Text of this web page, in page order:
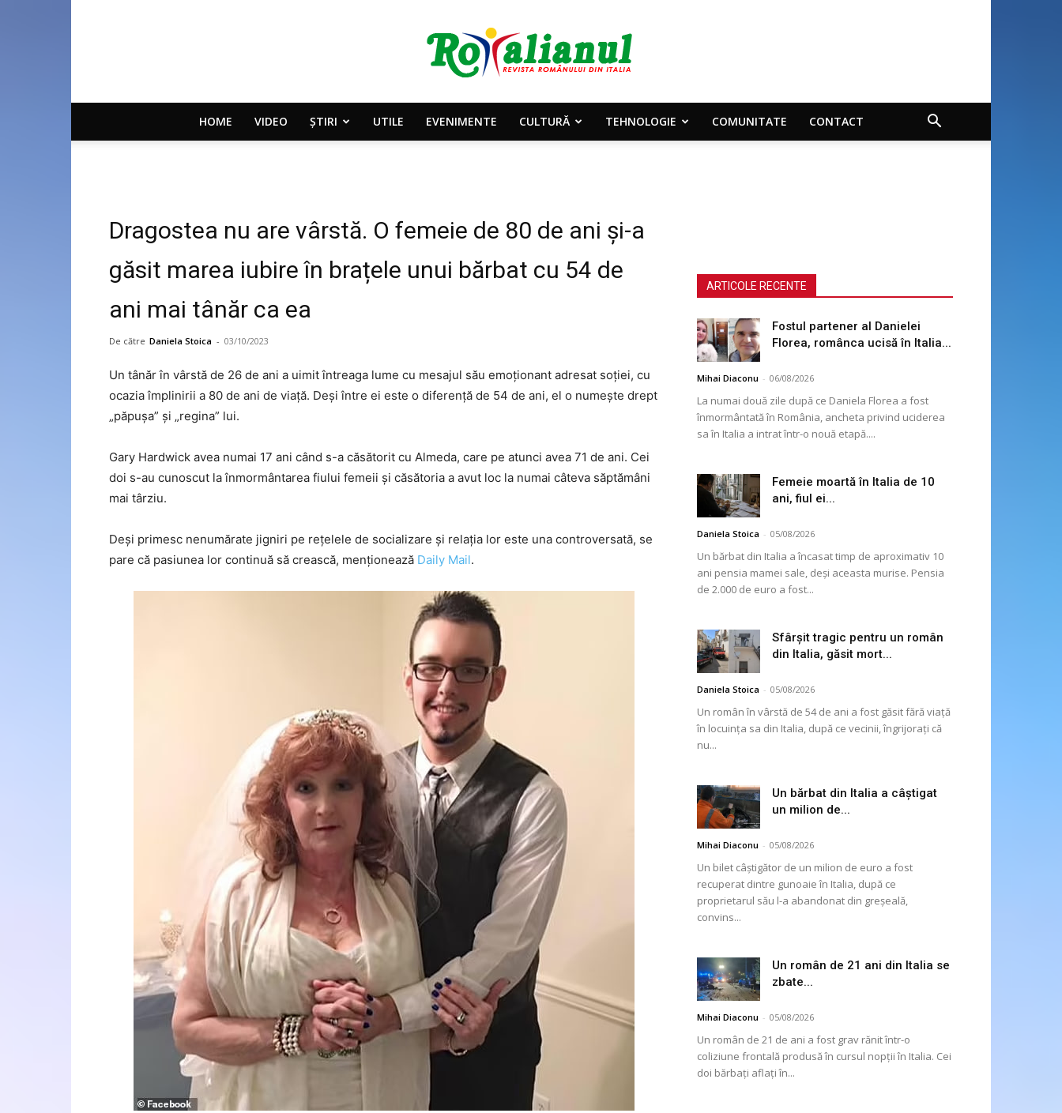
Rotalianul
HOME VIDEO ȘTIRI UTILE EVENIMENTE CULTURĂ TEHNOLOGIE COMUNITATE CONTACT
Dragostea nu are vârstă. O femeie de 80 de ani și-a
găsit marea iubire în brațele unui bărbat cu 54 de
ani mai tânăr ca ea
De către Daniela Stoica - 03/10/2023
Un tânăr în vârstă de 26 de ani a uimit întreaga lume cu mesajul său emoționant adresat soției, cu
ocazia împlinirii a 80 de ani de viață. Deși între ei este o diferență de 54 de ani, el o numește drept
„păpușa” și „regina” lui.
Gary Hardwick avea numai 17 ani când s-a căsătorit cu Almeda, care pe atunci avea 71 de ani. Cei
doi s-au cunoscut la înmormântarea fiului femeii și căsătoria a avut loc la numai câteva săptămâni
mai târziu.
Deși primesc nenumărate jigniri pe rețelele de socializare și relația lor este una controversată, se
pare că pasiunea lor continuă să crească, menționează Daily Mail.
ARTICOLE RECENTE
Fostul partener al Danielei
Florea, românca ucisă în Italia...
Mihai Diaconu - 06/08/2026
La numai două zile după ce Daniela Florea a fost
înmormântată în România, ancheta privind uciderea
sa în Italia a intrat într-o nouă etapă....
Femeie moartă în Italia de 10
ani, fiul ei...
Daniela Stoica - 05/08/2026
Un bărbat din Italia a încasat timp de aproximativ 10
ani pensia mamei sale, deși aceasta murise. Pensia
de 2.000 de euro a fost...
Sfârșit tragic pentru un român
din Italia, găsit mort...
Daniela Stoica - 05/08/2026
Un român în vârstă de 54 de ani a fost găsit fără viață
în locuința sa din Italia, după ce vecinii, îngrijorați că
nu...
Un bărbat din Italia a câștigat
un milion de...
Mihai Diaconu - 05/08/2026
Un bilet câștigător de un milion de euro a fost
recuperat dintre gunoaie în Italia, după ce
proprietarul său l-a abandonat din greșeală,
convins...
Un român de 21 ani din Italia se
zbate...
Mihai Diaconu - 05/08/2026
Un român de 21 de ani a fost grav rănit într-o
coliziune frontală produsă în cursul nopții în Italia. Cei
doi bărbați aflați în...